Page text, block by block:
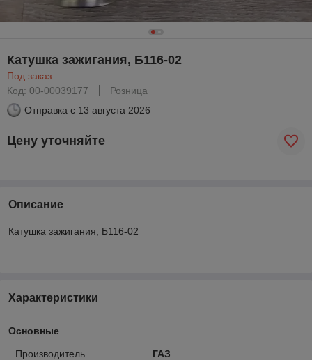
Катушка зажигания, Б116-02
Под заказ
Код: 00-00039177
Розница
Отправка с 13 августа 2026
Цену уточняйте
Описание
Катушка зажигания, Б116-02
Характеристики
Основные
Производитель
ГАЗ